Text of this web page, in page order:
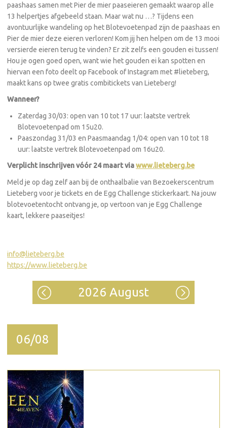
paashaas samen met Pier de mier paaseieren gemaakt waarop alle
13 helpertjes afgebeeld staan. Maar wat nu …? Tijdens een
avontuurlijke wandeling op het Blotevoetenpad zijn de paashaas en
Pier de mier deze eieren verloren! Kom jij hen helpen om de 13 mooi
versierde eieren terug te vinden? Er zit zelfs een gouden ei tussen!
Hou je ogen goed open, want wie het gouden ei kan spotten en
hiervan een foto deelt op Facebook of Instagram met #lieteberg,
maakt kans op twee gratis combitickets van Lieteberg!
Wanneer?
Zaterdag 30/03: open van 10 tot 17 uur: laatste vertrek
Blotevoetenpad om 15u20.
Paaszondag 31/03 en Paasmaandag 1/04: open van 10 tot 18
uur: laatste vertrek Blotevoetenpad om 16u20.
Verplicht inschrijven vóór 24 maart viawww.lieteberg.be
Meld je op dag zelf aan bij de onthaalbalie van Bezoekerscentrum
Lieteberg voor je tickets en de Egg Challenge stickerkaart. Na jouw
blotevoetentocht ontvang je, op vertoon van je Egg Challenge
kaart, lekkere paaseitjes!
info@lieteberg.be
https://www.lieteberg.be
2026 August
06/08